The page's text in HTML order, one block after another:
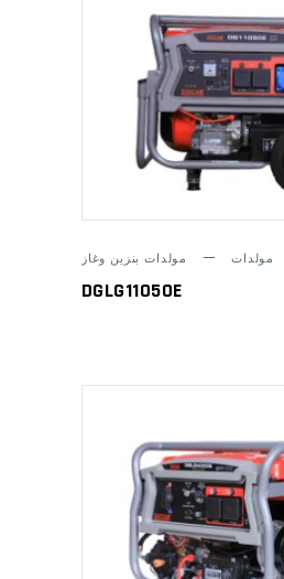
ADD TO CART
مولدات مولدات بنزين وغاز
DGLG11050E
ADD TO CART